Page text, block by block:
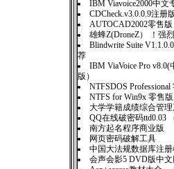
IBM Viavoice2000中
CDCheck.v3.0.0.9注册
AUTOCAD2002零售版
雄蜂Z(DroneZ） ！强
Blindwrite Suite
荐
IBM ViaVoice Pro
版）
NTFSDOS
NTFS for Win9x 零售
大学学籍成绩综合管
QQ在线破密码ttd0.03
南方起名程序商业版
网页密码破解工具
中国大法规数据库注
会声会影5 DVD版中